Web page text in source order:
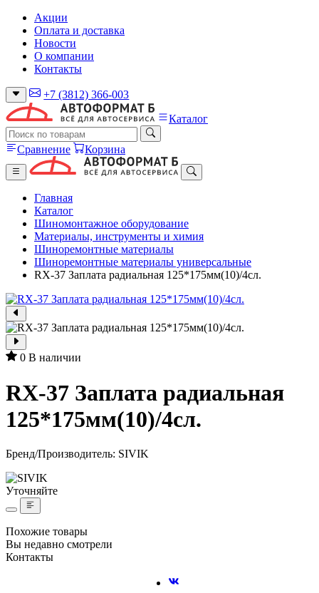
Акции
Оплата и доставка
Новости
О компании
Контакты
+7 (3812) 366-003
Каталог
Сравнение Корзина
Главная
Каталог
Шиномонтажное оборудование
Материалы, инструменты и химия
Шиноремонтные материалы
Шиноремонтные материалы универсальные
RX-37 Заплата радиальная 125*175мм(10)/4сл.
0 В наличии
RX-37 Заплата радиальная
125*175мм(10)/4сл.
Бренд/Производитель: SIVIK
Уточняйте
Похожие товары
Вы недавно смотрели
Контакты